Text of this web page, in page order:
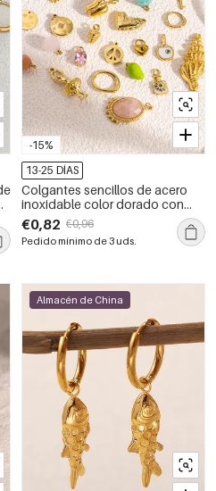
-15%
13-25 DÍAS
Colgantes sencillos de acero
inoxidable color dorado con
diseño de gota y sol, estilo
oceánico, para mujer.
€0,82 €0,96
Pedido mínimo de 3 uds.
Almacén de China